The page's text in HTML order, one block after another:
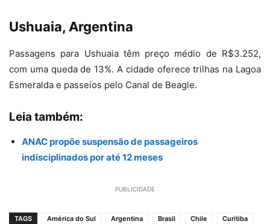
Ushuaia, Argentina
Passagens para Ushuaia têm preço médio de R$3.252,
com uma queda de 13%. A cidade oferece trilhas na Lagoa
Esmeralda e passeios pelo Canal de Beagle.
Leia também:
ANAC propõe suspensão de passageiros
indisciplinados por até 12 meses
PUBLICIDADE
TAGS América do Sul Argentina Brasil Chile
Curitiba